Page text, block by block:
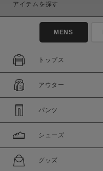
商品タイプ
通常商品
在庫
在庫あり
アイテムを探す
MENS
トップス
アウター
パンツ
シューズ
グッズ